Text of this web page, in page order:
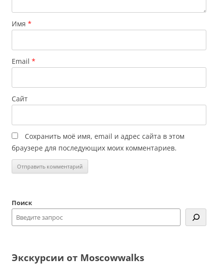
Имя *
Email *
Сайт
Сохранить моё имя, email и адрес сайта в этом
браузере для последующих моих комментариев.
Поиск
Экскурсии от Moscowwalks